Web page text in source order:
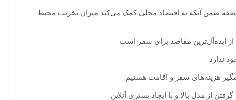
ضمن آنکه به اقتصاد محلی کمک می‌کند میزان تخریب محیط
از ایده‌آل‌ترین مقاصد برای سفر است
ندارد
هزینه‌های سفر و اقامت هستیم.
گرفتن از مدل بالا و با ایجاد بستری آنلاین